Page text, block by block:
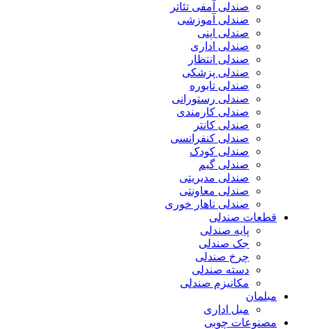
صندلی آمفی تئاتر
صندلی آموزشی
صندلی اپنی
صندلی اداری
صندلی انتظار
صندلی پزشکی
صندلی تابوره
صندلی رستورانی
صندلی کارمندی
صندلی کانتر
صندلی کنفرانسی
صندلی کودک
صندلی گیم
صندلی مدیریتی
صندلی معاونتی
صندلی ناهار خوری
قطعات صندلی
پایه صندلی
جک صندلی
چرخ صندلی
دسته صندلی
مکانیزم صندلی
مبلمان
مبل اداری
مصنوعات چوبی